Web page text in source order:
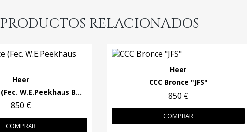
PRODUCTOS RELACIONADOS
Heer
CCC Bronce (Fec. W.E.Peekhaus Berlin)
850 €
COMPRAR
Heer
CCC Bronce "JFS"
850 €
COMPRAR